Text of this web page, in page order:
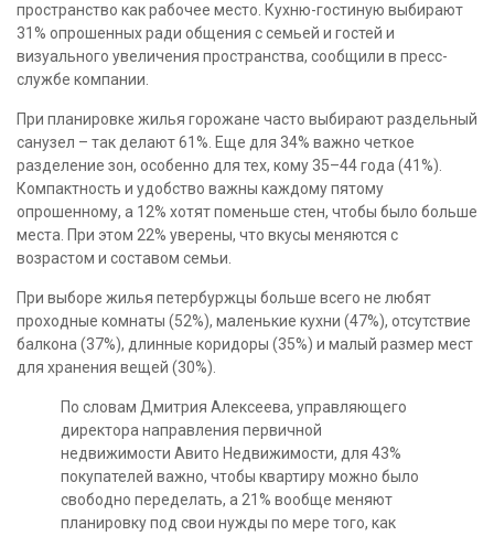
пространство как рабочее место. Кухню-гостиную выбирают
31% опрошенных ради общения с семьей и гостей и
визуального увеличения пространства, сообщили в пресс-
службе компании.
При планировке жилья горожане часто выбирают раздельный
санузел – так делают 61%. Еще для 34% важно четкое
разделение зон, особенно для тех, кому 35–44 года (41%).
Компактность и удобство важны каждому пятому
опрошенному, а 12% хотят поменьше стен, чтобы было больше
места. При этом 22% уверены, что вкусы меняются с
возрастом и составом семьи.
При выборе жилья петербуржцы больше всего не любят
проходные комнаты (52%), маленькие кухни (47%), отсутствие
балкона (37%), длинные коридоры (35%) и малый размер мест
для хранения вещей (30%).
По словам Дмитрия Алексеева, управляющего
директора направления первичной
недвижимости Авито Недвижимости, для 43%
покупателей важно, чтобы квартиру можно было
свободно переделать, а 21% вообще меняют
планировку под свои нужды по мере того, как